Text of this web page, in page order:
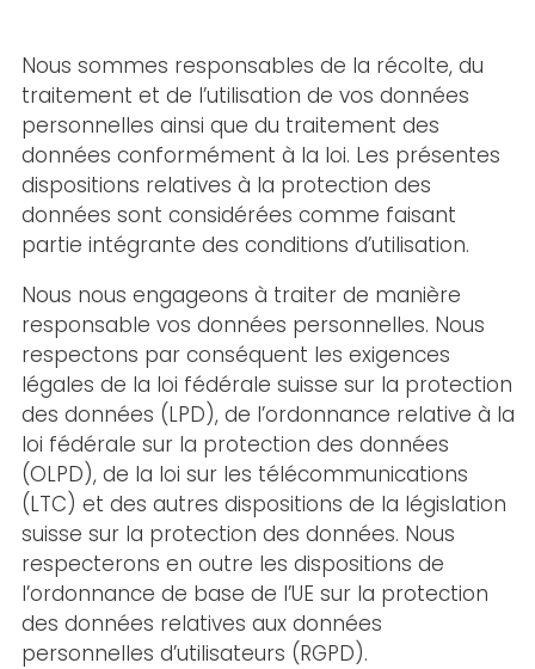
Nous sommes responsables de la récolte, du
traitement et de l’utilisation de vos données
personnelles ainsi que du traitement des
données conformément à la loi. Les présentes
dispositions relatives à la protection des
données sont considérées comme faisant
partie intégrante des conditions d’utilisation.
Nous nous engageons à traiter de manière
responsable vos données personnelles. Nous
respectons par conséquent les exigences
légales de la loi fédérale suisse sur la protection
des données (LPD), de l’ordonnance relative à la
loi fédérale sur la protection des données
(OLPD), de la loi sur les télécommunications
(LTC) et des autres dispositions de la législation
suisse sur la protection des données. Nous
respecterons en outre les dispositions de
l’ordonnance de base de l’UE sur la protection
des données relatives aux données
personnelles d’utilisateurs (RGPD).